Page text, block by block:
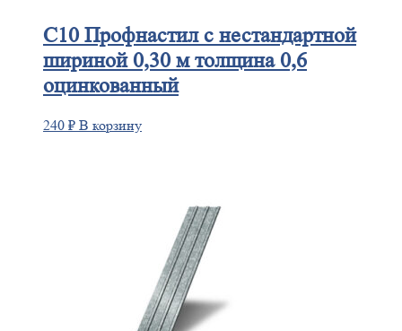
С10Профнастил с нестандартной
шириной 0,30 м толщина 0,6
оцинкованный
240 ₽ В корзину